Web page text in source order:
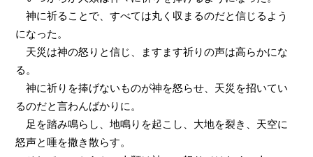
神に祈ることで、すべては丸く収まるのだと信じるよう
になった。
天災は神の怒りと信じ、ますます祈りの声は高らかにな
る。
神に祈りを捧げないものが神を怒らせ、天災を招いてい
るのだと言わんばかりに。
足を踏み鳴らし、地鳴りを起こし、大地を裂き、天空に
怒声と唾を撒き散らす。